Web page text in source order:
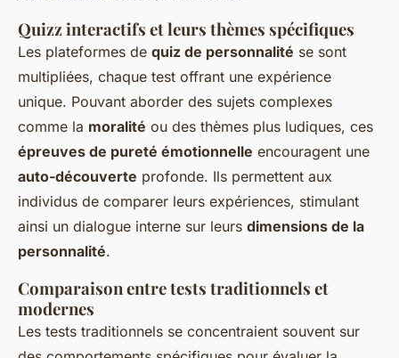
Quizz interactifs et leurs thèmes spécifiques
Les plateformes de quiz de personnalité se sont
multipliées, chaque test offrant une expérience
unique. Pouvant aborder des sujets complexes
comme la moralité ou des thèmes plus ludiques, ces
épreuves de pureté émotionnelle encouragent une
auto-découverte profonde. Ils permettent aux
individus de comparer leurs expériences, stimulant
ainsi un dialogue interne sur leurs dimensions de la
personnalité.
Comparaison entre tests traditionnels et
modernes
Les tests traditionnels se concentraient souvent sur